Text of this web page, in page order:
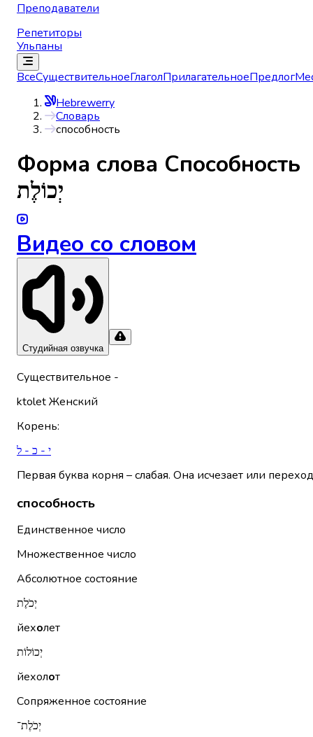
Преподаватели
Репетиторы
Ульпаны
ВсеСуществительноеГлаголПрилагательноеПредлог
Hebrewerry
Словарь
способность
Форма слова Способность
יְכוֹלֶת
Видео со словом
Студийная озвучка
Существительное -
ktoletЖенский
Корень:
י - כ - ל
Первая буква корня – слабая. Она исчезает или
способность
Единственное число
Множественное число
Абсолютное состояние
יְכֹלֶת
йехолет
יְכוֹלוֹת
йехолот
Сопряженное состояние
יְכֹלֶת־